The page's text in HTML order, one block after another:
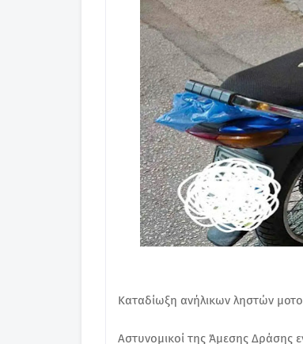
Καταδίωξη ανήλικων ληστών
Αστυνομικοί της Άμεσης Δράσης